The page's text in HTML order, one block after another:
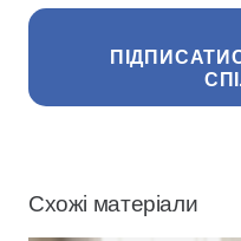
Схожі матеріали